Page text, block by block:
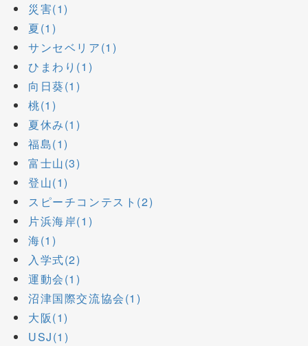
災害(1)
夏(1)
サンセベリア(1)
ひまわり(1)
向日葵(1)
桃(1)
夏休み(1)
福島(1)
富士山(3)
登山(1)
スピーチコンテスト(2)
片浜海岸(1)
海(1)
入学式(2)
運動会(1)
沼津国際交流協会(1)
大阪(1)
USJ(1)